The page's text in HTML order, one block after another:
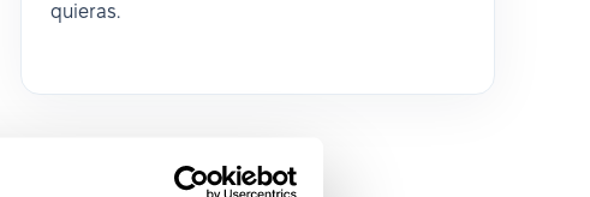
quieras.